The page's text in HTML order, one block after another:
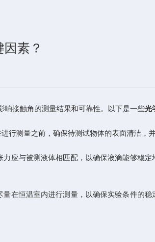
素？
响接触角的测量结果和可靠性。以下是一些光
测量之前，确保待测试物体的表面清洁，并
与被测液体相匹配，以确保液滴能够稳定
恒温室内进行测量，以确保实验条件的